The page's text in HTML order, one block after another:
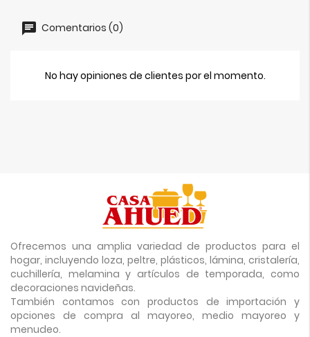
Comentarios (0)
No hay opiniones de clientes por el momento.
Ofrecemos una amplia variedad de productos para el
hogar, incluyendo loza, peltre, plásticos, lámina, cristalería,
cuchillería, melamina y artículos de temporada, como
decoraciones navideñas.
También contamos con productos de importación y
opciones de compra al mayoreo, medio mayoreo y
menudeo.